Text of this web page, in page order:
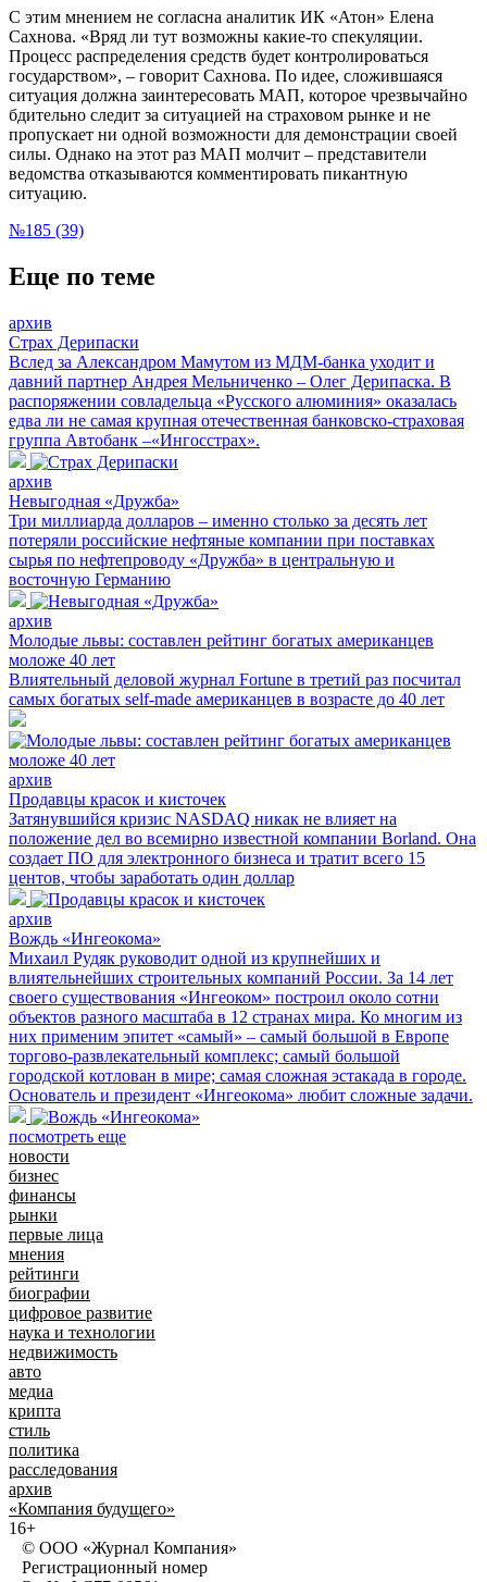
С этим мнением не согласна аналитик ИК «Атон» Елена
Сахнова. «Вряд ли тут возможны какие-то спекуляции.
Процесс распределения средств будет контролироваться
государством», – говорит Сахнова. По идее, сложившаяся
ситуация должна заинтересовать МАП, которое чрезвычайно
бдительно следит за ситуацией на страховом рынке и не
пропускает ни одной возможности для демонстрации своей
силы. Однако на этот раз МАП молчит – представители
ведомства отказываются комментировать пикантную
ситуацию.
№185 (39)
Еще по теме
архив
Страх Дерипаски
Вслед за Александром Мамутом из МДМ-банка уходит и
давний партнер Андрея Мельниченко – Олег Дерипаска. В
распоряжении совладельца «Русского алюминия» оказалась
едва ли не самая крупная отечественная банковско-страховая
группа Автобанк –«Ингосстрах».
архив
Невыгодная «Дружба»
Три миллиарда долларов – именно столько за десять лет
потеряли российские нефтяные компании при поставках
сырья по нефтепроводу «Дружба» в центральную и
восточную Германию
архив
Молодые львы: составлен рейтинг богатых американцев
моложе 40 лет
Влиятельный деловой журнал Fortune в третий раз посчитал
самых богатых self-made американцев в возрасте до 40 лет
архив
Продавцы красок и кисточек
Затянувшийся кризис NASDAQ никак не влияет на
положение дел во всемирно известной компании Borland. Она
создает ПО для электронного бизнеса и тратит всего 15
центов, чтобы заработать один доллар
архив
Вождь «Ингеокома»
Михаил Рудяк руководит одной из крупнейших и
влиятельнейших строительных компаний России. За 14 лет
своего существования «Ингеоком» построил около сотни
объектов разного масштаба в 12 странах мира. Ко многим из
них применим эпитет «самый» – самый большой в Европе
торгово-развлекательный комплекс; самый большой
городской котлован в мире; самая сложная эстакада в городе.
Основатель и президент «Ингеокома» любит сложные задачи.
посмотреть еще
новости
бизнес
финансы
рынки
первые лица
мнения
рейтинги
биографии
цифровое развитие
наука и технологии
недвижимость
авто
медиа
крипта
стиль
политика
расследования
архив
«Компания будущего»
16+
© ООО «Журнал Компания»
Регистрационный номер